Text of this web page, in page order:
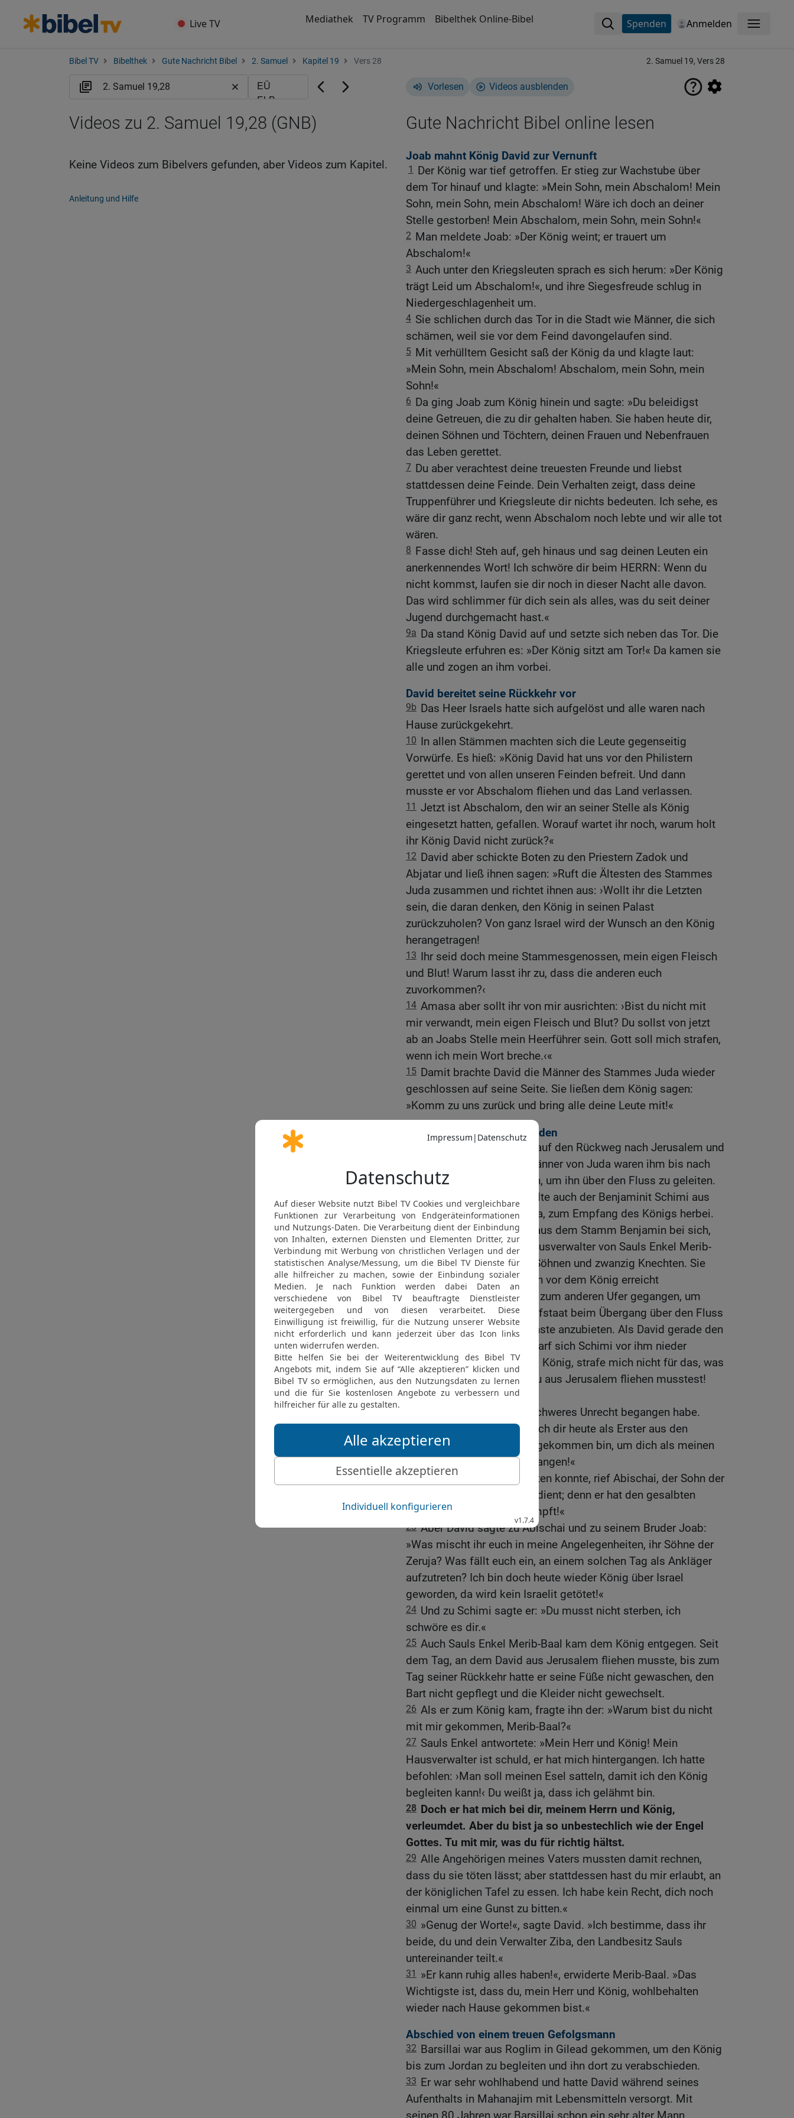
Live TV Mediathek TV Programm Bibelthek Online-Bibel Spenden Anmelden Menü
Bibel TV Bibelthek Gute Nachricht Bibel 2. Samuel Kapitel 19 Vers 28 2. Samuel 19, Vers 28
Vorlesen Videos ausblenden
Gute Nachricht Bibel online lesen
Joab mahnt König David zur Vernunft
1
Der König war tief getroffen. Er stieg zur Wachstube über
dem Tor hinauf und klagte: »Mein Sohn, mein Abschalom! Mein
Sohn, mein Sohn, mein Abschalom! Wäre ich doch an deiner
Stelle gestorben! Mein Abschalom, mein Sohn, mein Sohn!«
2 Man meldete Joab: »Der König weint; er trauert um
Abschalom!«
3 Auch unter den Kriegsleuten sprach es sich herum: »Der König
trägt Leid um Abschalom!«, und ihre Siegesfreude schlug in
Niedergeschlagenheit um.
4 Sie schlichen durch das Tor in die Stadt wie Männer, die sich
schämen, weil sie vor dem Feind davongelaufen sind.
5 Mit verhülltem Gesicht saß der König da und klagte laut:
»Mein Sohn, mein Abschalom! Abschalom, mein Sohn, mein
Sohn!«
6 Da ging Joab zum König hinein und sagte: »Du beleidigst
deine Getreuen, die zu dir gehalten haben. Sie haben heute dir,
deinen Söhnen und Töchtern, deinen Frauen und Nebenfrauen
das Leben gerettet.
7 Du aber verachtest deine treuesten Freunde und liebst
stattdessen deine Feinde. Dein Verhalten zeigt, dass deine
Truppenführer und Kriegsleute dir nichts bedeuten. Ich sehe, es
wäre dir ganz recht, wenn Abschalom noch lebte und wir alle tot
wären.
8 Fasse dich! Steh auf, geh hinaus und sag deinen Leuten ein
anerkennendes Wort! Ich schwöre dir beim HERRN: Wenn du
nicht kommst, laufen sie dir noch in dieser Nacht alle davon.
Das wird schlimmer für dich sein als alles, was du seit deiner
Jugend durchgemacht hast.«
9a Da stand König David auf und setzte sich neben das Tor. Die
Kriegsleute erfuhren es: »Der König sitzt am Tor!« Da kamen sie
alle und zogen an ihm vorbei.
David bereitet seine Rückkehr vor
9b Das Heer Israels hatte sich aufgelöst und alle waren nach
Hause zurückgekehrt.
10 In allen Stämmen machten sich die Leute gegenseitig
Vorwürfe. Es hieß: »König David hat uns vor den Philistern
gerettet und von allen unseren Feinden befreit. Und dann
musste er vor Abschalom fliehen und das Land verlassen.
11 Jetzt ist Abschalom, den wir an seiner Stelle als König
eingesetzt hatten, gefallen. Worauf wartet ihr noch, warum holt
ihr König David nicht zurück?«
12 David aber schickte Boten zu den Priestern Zadok und
Abjatar und ließ ihnen sagen: »Ruft die Ältesten des Stammes
Juda zusammen und richtet ihnen aus: ›Wollt ihr die Letzten
sein, die daran denken, den König in seinen Palast
zurückzuholen? Von ganz Israel wird der Wunsch an den König
herangetragen!
13 Ihr seid doch meine Stammesgenossen, mein eigen Fleisch
und Blut! Warum lasst ihr zu, dass die anderen euch
zuvorkommen?‹
14 Amasa aber sollt ihr von mir ausrichten: ›Bist du nicht mit
mir verwandt, mein eigen Fleisch und Blut? Du sollst von jetzt
ab an Joabs Stelle mein Heerführer sein. Gott soll mich strafen,
wenn ich mein Wort breche.‹«
15 Damit brachte David die Männer des Stammes Juda wieder
geschlossen auf seine Seite. Sie ließen dem König sagen:
»Komm zu uns zurück und bring alle deine Leute mit!«
David verzeiht seinen Feinden
Der König machte sich auf den Rückweg nach Jerusalem und
kam an den Jordan. Die Männer von Juda waren ihm bis nach
Gilgal entgegengekommen, um ihn über den Fluss zu geleiten.
Zusammen mit ihnen eilte auch der Benjaminit Schimi aus
Bahurim, der Sohn von Gera, zum Empfang des Königs herbei.
18 Er hatte tausend Mann aus dem Stamm Benjamin bei sich,
darunter auch Ziba, den Hausverwalter von Sauls Enkel Merib-
Baal, mit seinen fünfzehn Söhnen und zwanzig Knechten. Sie
alle hatten den Jordan noch vor dem König erreicht
19 und waren über die Furt zum anderen Ufer gegangen, um
dem König und seinem Hofstaat beim Übergang über den Fluss
zu helfen und ihm ihre Dienste anzubieten. Als David gerade den
Fluss überqueren wollte, warf sich Schimi vor ihm nieder
20 und bat: »Mein Herr und König, strafe mich nicht für das, was
ich dir angetan habe, als du aus Jerusalem fliehen musstest!
Trage es mir nicht nach!
Ich weiß, dass ich ein schweres Unrecht begangen habe.
Halte es mir zugute, dass ich dir heute als Erster aus den
Josefsstämmen entgegengekommen bin, um dich als meinen
königlichen Herrn zu empfangen!«
22 Bevor der König antworten konnte, rief Abischai, der Sohn der
Zeruja: »Er hat den Tod verdient; denn er hat den gesalbten
König des HERRN beschimpft!«
23 Aber David sagte zu Abischai und zu seinem Bruder Joab:
»Was mischt ihr euch in meine Angelegenheiten, ihr Söhne der
Zeruja? Was fällt euch ein, an einem solchen Tag als Ankläger
aufzutreten? Ich bin doch heute wieder König über Israel
geworden, da wird kein Israelit getötet!«
24 Und zu Schimi sagte er: »Du musst nicht sterben, ich
schwöre es dir.«
25 Auch Sauls Enkel Merib-Baal kam dem König entgegen. Seit
dem Tag, an dem David aus Jerusalem fliehen musste, bis zum
Tag seiner Rückkehr hatte er seine Füße nicht gewaschen, den
Bart nicht gepflegt und die Kleider nicht gewechselt.
26 Als er zum König kam, fragte ihn der: »Warum bist du nicht
mit mir gekommen, Merib-Baal?«
27 Sauls Enkel antwortete: »Mein Herr und König! Mein
Hausverwalter ist schuld, er hat mich hintergangen. Ich hatte
befohlen: ›Man soll meinen Esel satteln, damit ich den König
begleiten kann!‹ Du weißt ja, dass ich gelähmt bin.
28 Doch er hat mich bei dir, meinem Herrn und König,
verleumdet. Aber du bist ja so unbestechlich wie der Engel
Gottes. Tu mit mir, was du für richtig hältst.
29 Alle Angehörigen meines Vaters mussten damit rechnen,
dass du sie töten lässt; aber stattdessen hast du mir erlaubt, an
der königlichen Tafel zu essen. Ich habe kein Recht, dich noch
einmal um eine Gunst zu bitten.«
30 »Genug der Worte!«, sagte David. »Ich bestimme, dass ihr
beide, du und dein Verwalter Ziba, den Landbesitz Sauls
untereinander teilt.«
31 »Er kann ruhig alles haben!«, erwiderte Merib-Baal. »Das
Wichtigste ist, dass du, mein Herr und König, wohlbehalten
wieder nach Hause gekommen bist.«
Abschied von einem treuen Gefolgsmann
32 Barsillai war aus Roglim in Gilead gekommen, um den König
bis zum Jordan zu begleiten und ihn dort zu verabschieden.
33 Er war sehr wohlhabend und hatte David während seines
Aufenthalts in Mahanajim mit Lebensmitteln versorgt. Mit
seinen 80 Jahren war Barsillai schon ein sehr alter Mann.
Videos zu 2. Samuel 19,28 (GNB)
Keine Videos zum Bibelvers gefunden, aber Videos zum Kapitel.
Anleitung und Hilfe